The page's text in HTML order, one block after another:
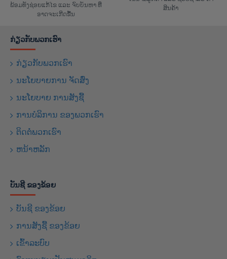
ພ້ອມທັງຊ່ອຍແກ້ໄຂ ແລະ ຈົບບັນຫາ ທີ່
ອາດຈະເກີດຂື້ນ
ສິນຄ້າ
ກ່ຽວກັບພວກເຮົາ
ກ່ຽວກັບພວກເຮົາ
ນະໂຍບາຍການ ຈັດສົ່ງ
ນະໂຍບາຍ ການສັງຊື້
ການບໍລິການ ຂອງພວກເຮົາ
ຕິດຕໍ່ພວກເຮົາ
ຫນ້າຫລັກ
ບັນຊີ ຂອງຂ້ອຍ
ບັນຊີ ຂອງຂ້ອຍ
ການສັງຊື້ ຂອງຂ້ອຍ
ເຂົ້າລະບົບ